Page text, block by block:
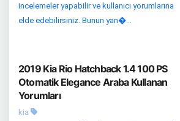
incelemeler yapabilir ve kullanıcı yorumlarına
elde edebilirsiniz. Bunun yan�...
2019 Kia Rio Hatchback 1.4 100 PS
Otomatik Elegance Araba Kullanan
Yorumları
kia